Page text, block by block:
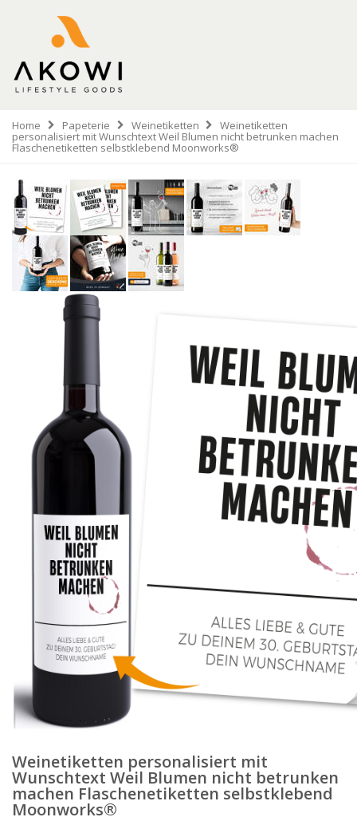
Home Papeterie Weinetiketten Weinetiketten
personalisiert mit Wunschtext Weil Blumen nicht betrunken machen
Flaschenetiketten selbstklebend Moonworks®
Weinetiketten personalisiert mit
Wunschtext Weil Blumen nicht betrunken
machen Flaschenetiketten selbstklebend
Moonworks®